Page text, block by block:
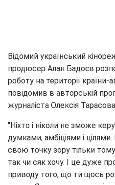
Відомий український
продюсер Алан Бадоєв
роботу на території країни-
повідомив в авторській
журналіста Олексія
"Ніхто і ніколи не зможе
думками, амбіціями і
свою точку зору тільки
так чи сяк хочу. І це дуже
приводу того, що ти щось